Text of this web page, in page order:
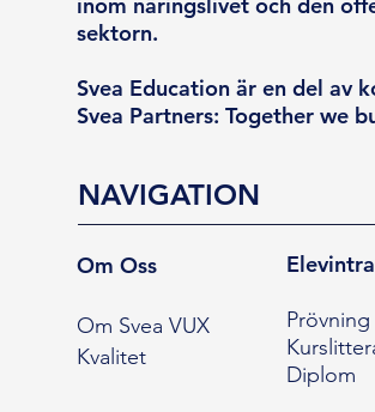
sektorn.
Svea Education är en del av
Svea Partners: Together we
NAVIGATION
Om Oss
Om Svea VUX
Kvalitet
Prövning
Diplom